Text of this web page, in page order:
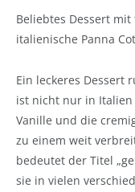
Beliebtes Dessert
italienische Panna
Ein leckeres Dessert
ist nicht nur in Italien
Vanille und die
zu einem weit
bedeutet der Titel
sie in vielen